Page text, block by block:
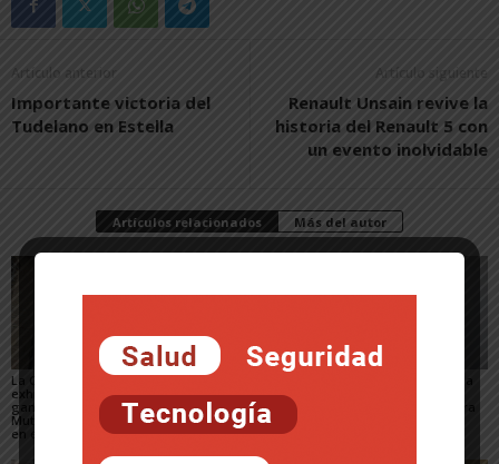
Artículo anterior
Importante victoria del
Tudelano en Estella
Artículo siguiente
Renault Unsain revive la
historia del Renault 5 con
un evento inolvidable
Artículos relacionados Más del autor
La Casa del Almirante
exhibirá el proyecto
ganador de David
Mutiloa tras imponerse
en el certamen de 2026
Futura Tudela llenará
de arte urbano cuatro
espacios de la ciudad
del 15 al 23 de julio
Alejo anuncia la salida